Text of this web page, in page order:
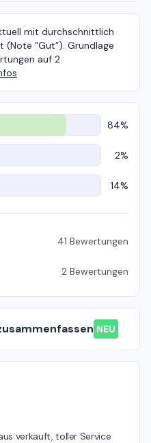
mit durchschnittlich
“Gut”). Grundlage
auf 2
84%
2%
14%
41 Bewertungen
2 Bewertungen
NEU
verkauft, toller Service